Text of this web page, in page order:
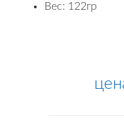
Вес: 122гр